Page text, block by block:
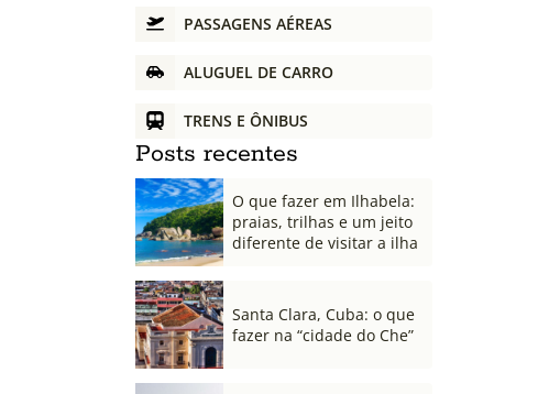
PASSAGENS AÉREAS
ALUGUEL DE CARRO
TRENS E ÔNIBUS
Posts recentes
O que fazer em Ilhabela:
praias, trilhas e um jeito
diferente de visitar a ilha
Santa Clara, Cuba: o que
fazer na “cidade do Che”